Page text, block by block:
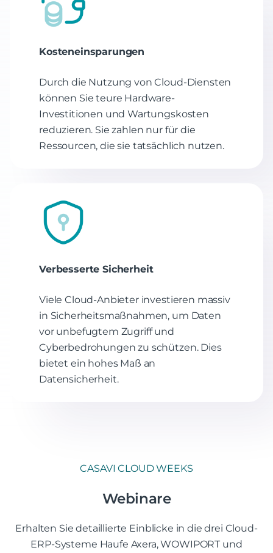
Kosteneinsparungen
Durch die Nutzung von Cloud-Diensten
können Sie teure Hardware-
Investitionen und Wartungskosten
reduzieren. Sie zahlen nur für die
Ressourcen, die sie tatsächlich nutzen.
Verbesserte Sicherheit
Viele Cloud-Anbieter investieren massiv
in Sicherheitsmaßnahmen, um Daten
vor unbefugtem Zugriff und
Cyberbedrohungen zu schützen. Dies
bietet ein hohes Maß an
Datensicherheit.
CASAVI CLOUD WEEKS
Webinare
Erhalten Sie detaillierte Einblicke in die drei Cloud-
ERP-Systeme Haufe Axera, WOWIPORT und